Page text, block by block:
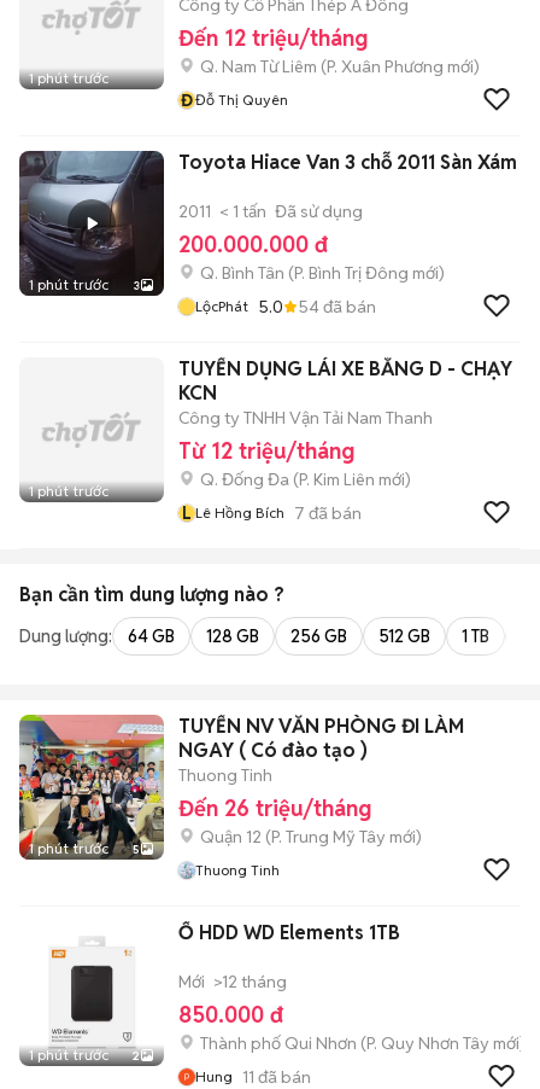
1 phút trước
Công ty Cổ Phần Thép Á Đông
Đến 12 triệu/tháng
Q. Nam Từ Liêm (P. Xuân Phương mới)
ĐĐỗ Thị Quyên
1 phút trước 3
Toyota Hiace Van 3 chỗ 2011 Sàn Xám
2011 < 1 tấn Đã sử dụng
200.000.000 đ
Q. Bình Tân (P. Bình Trị Đông mới)
LộcPhát 5.0 54đã bán
1 phút trước
TUYỂN DỤNG LÁI XE BẰNG D - CHẠY
KCN
Công ty TNHH Vận Tải Nam Thanh
Từ 12 triệu/tháng
Q. Đống Đa (P. Kim Liên mới)
L Lê Hồng Bích 7 đã bán
Bạn cần tìm dung lượng nào ?
Dung lượng: 64 GB 128 GB 256 GB 512 GB 1 TB
1 phút trước 5
TUYỂN NV VĂN PHÒNG ĐI LÀM
NGAY ( Có đào tạo )
Thuong Tinh
Đến 26 triệu/tháng
Quận 12 (P. Trung Mỹ Tây mới)
Thuong Tinh
1 phút trước 2
Ổ HDD WD Elements 1TB
Mới >12 tháng
850.000 đ
Thành phố Qui Nhơn (P. Quy Nhơn Tây mới)
Hung 11 đã bán